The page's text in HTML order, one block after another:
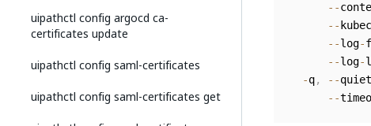
uipathctl config argocd ca-
certificates update
uipathctl config saml-certificates
uipathctl config saml-certificates get
--
--
--log-
--log-
-q, --
--